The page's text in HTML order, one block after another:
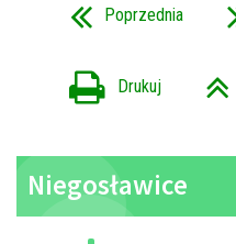
Poprzednia
Drukuj